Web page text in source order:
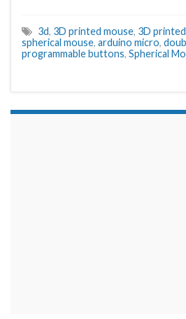
3d, 3D printed mouse, 3D
spherical mouse, arduino micro,
programmable buttons, Spherical